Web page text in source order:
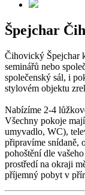
Špejchar
Čihovický Špejchar
seminářů nebo
společenský sál, i
stylovém objektu
Nabízíme 2-4
Všechny pokoje
umyvadlo, WC),
připravíme snídaně,
pohoštění dle
prostředí na okraji
příjemný pobyt v